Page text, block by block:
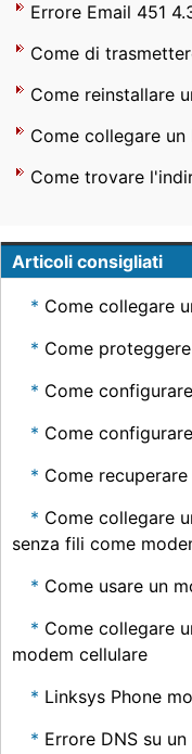
Errore Email 451
Come di
Come trovare
Articoli consigliati
Come collegare
Come
Come
Come
Come
Come collegare
senza fili come
Come usare un
Come collegare
modem cellulare
Linksys Phone
Errore DNS su